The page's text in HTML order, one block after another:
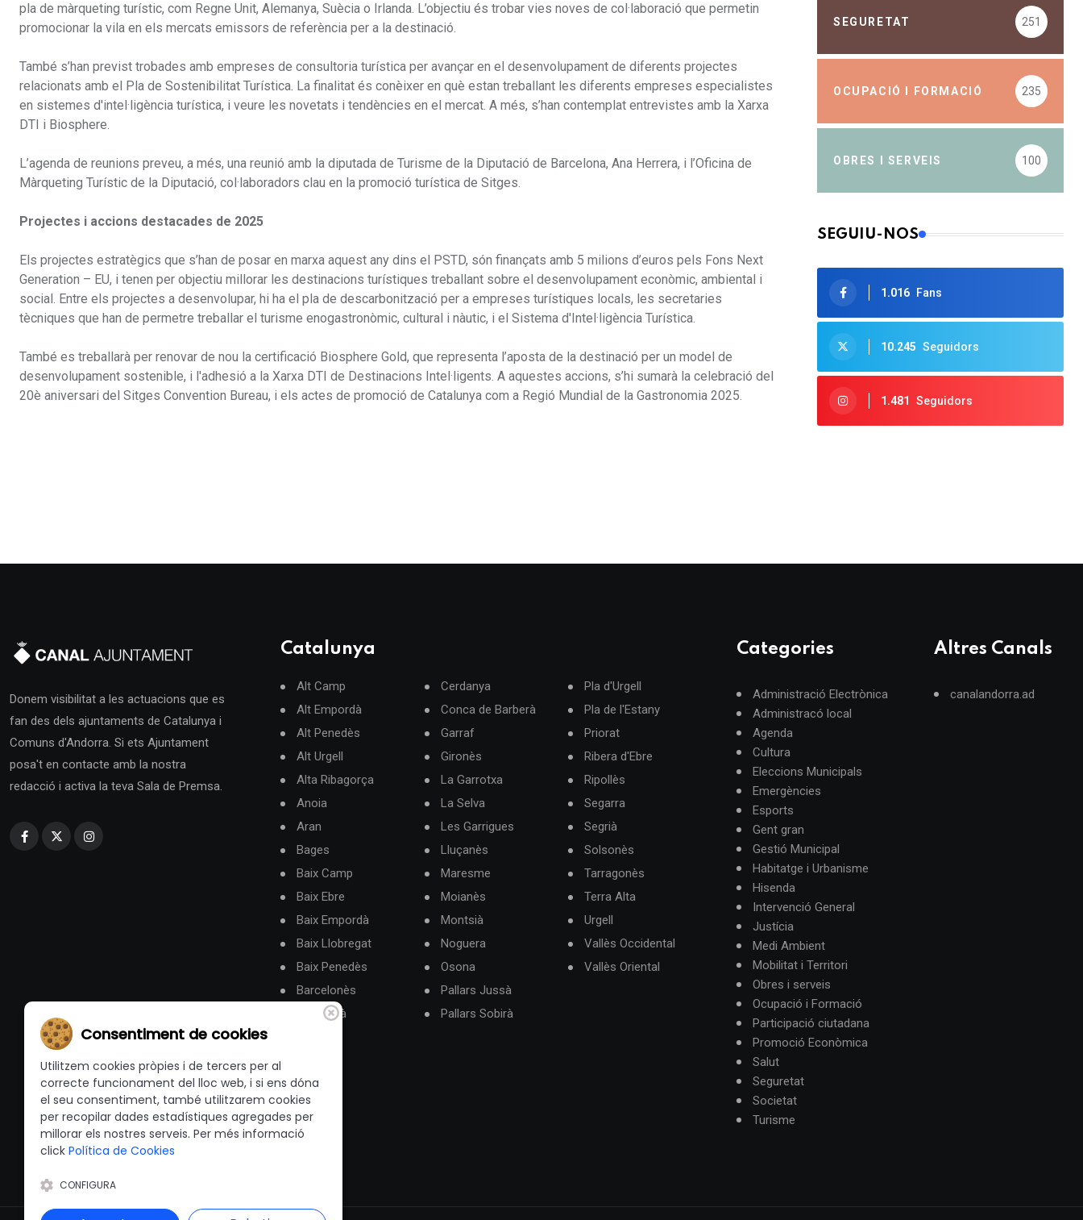
pla de màrqueting turístic, com Regne Unit, Alemanya, Suècia o Irlanda. L’objectiu és trobar vies noves de col·laboració que permetin
promocionar la vila en els mercats emissors de referència per a la destinació.
També s’han previst trobades amb empreses de consultoria turística per avançar en el desenvolupament de diferents projectes
relacionats amb el Pla de Sostenibilitat Turística. La finalitat és conèixer en què estan treballant les diferents empreses especialistes
en sistemes d'intel·ligència turística, i veure les novetats i tendències en el mercat. A més, s’han contemplat entrevistes amb la Xarxa
DTI i Biosphere.
L’agenda de reunions preveu, a més, una reunió amb la diputada de Turisme de la Diputació de Barcelona, Ana Herrera, i l’Oficina de
Màrqueting Turístic de la Diputació, col·laboradors clau en la promoció turística de Sitges.
Projectes i accions destacades de 2025
Els projectes estratègics que s’han de posar en marxa aquest any dins el PSTD, són finançats amb 5 milions d’euros pels Fons Next
Generation – EU, i tenen per objectiu millorar les destinacions turístiques treballant sobre el desenvolupament econòmic, ambiental i
social. Entre els projectes a desenvolupar, hi ha el pla de descarbonització per a empreses turístiques locals, les secretaries
tècniques que han de permetre treballar el turisme enogastronòmic, cultural i nàutic, i el Sistema d'Intel·ligència Turística.
També es treballarà per renovar de nou la certificació Biosphere Gold, que representa l’aposta de la destinació per un model de
desenvolupament sostenible, i l'adhesió a la Xarxa DTI de Destinacions Intel·ligents. A aquestes accions, s’hi sumarà la celebració del
20è aniversari del Sitges Convention Bureau, i els actes de promoció de Catalunya com a Regió Mundial de la Gastronomia 2025.
SEGURETAT 251
OCUPACIÓ I FORMACIÓ 235
OBRES I SERVEIS 100
SEGUIU-NOS
1.016 Fans
10.245 Seguidors
1.481 Seguidors
Donem visibilitat a les actuacions que es
fan des dels ajuntaments de Catalunya i
Comuns d'Andorra. Si ets Ajuntament
posa't en contacte amb la nostra
redacció i activa la teva Sala de Premsa.
Catalunya
Alt Camp
Alt Empordà
Alt Penedès
Alt Urgell
Alta Ribagorça
Anoia
Aran
Bages
Baix Camp
Baix Ebre
Baix Empordà
Baix Llobregat
Baix Penedès
Barcelonès
Berguedà
Cerdanya
Conca de Barberà
Garraf
Gironès
La Garrotxa
La Selva
Les Garrigues
Lluçanès
Maresme
Moianès
Montsià
Noguera
Osona
Pallars Jussà
Pallars Sobirà
Pla d'Urgell
Pla de l'Estany
Priorat
Ribera d'Ebre
Ripollès
Segarra
Segrià
Solsonès
Tarragonès
Terra Alta
Urgell
Vallès Occidental
Vallès Oriental
Categories
Administració Electrònica
Administracó local
Agenda
Cultura
Eleccions Municipals
Emergències
Esports
Gent gran
Gestió Municipal
Habitatge i Urbanisme
Hisenda
Intervenció General
Justícia
Medi Ambient
Mobilitat i Territori
Obres i serveis
Ocupació i Formació
Participació ciutadana
Promoció Econòmica
Salut
Seguretat
Societat
Turisme
Altres Canals
canalandorra.ad
Consentiment de cookies
Utilitzem cookies pròpies i de tercers per al
correcte funcionament del lloc web, i si ens dóna
el seu consentiment, també utilitzarem cookies
per recopilar dades estadístiques agregades per
millorar els nostres serveis. Per més informació
click Política de Cookies
CONFIGURA